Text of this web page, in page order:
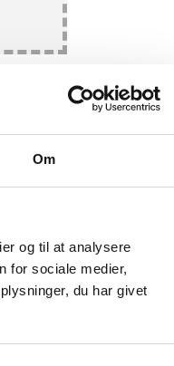
Om
og til at analysere
for sociale medier,
du har givet
bruge